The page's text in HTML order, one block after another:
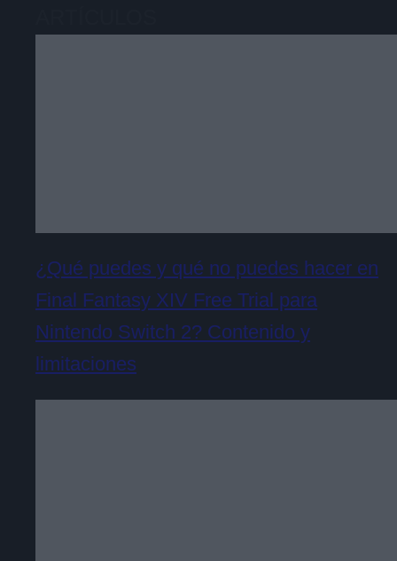
¿Qué puedes y qué no puedes hacer en
Final Fantasy XIV Free Trial para
Nintendo Switch 2? Contenido y
limitaciones